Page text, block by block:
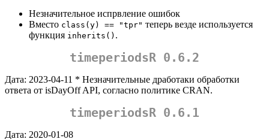
Незначительное испрвление ошибок
Вместо class(y) == "tpr" теперь везде используется
функция inherits() .
timeperiodsR 0.6.2
Дата: 2023-04-11 * Незначительные дработаки обработки
ответа от isDayOff API, согласно политике CRAN.
timeperiodsR 0.6.1
Дата: 2020-01-08